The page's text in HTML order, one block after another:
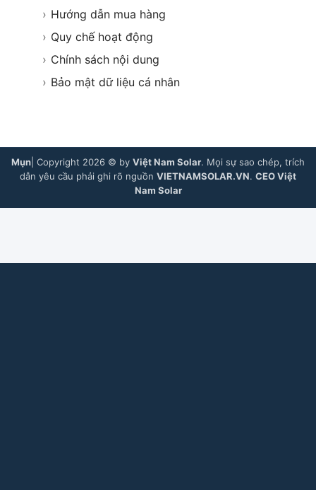
› Hướng dẫn mua hàng
› Quy chế hoạt động
› Chính sách nội dung
› Bảo mật dữ liệu cá nhân
Mụn | Copyright 2026 © by Việt Nam Solar. Mọi sự sao chép, trích
dẫn yêu cầu phải ghi rõ nguồn VIETNAMSOLAR.VN. CEO Việt
Nam Solar